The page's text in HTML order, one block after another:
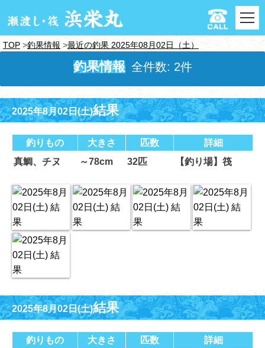
TOP 釣果情報 最近の釣果 2025年08月02日（土）
釣果情報 全件数: 2件
2025年8月02日(土)結果
釣りもの 大きさ 匹数
詳細
真鯛、チヌ
～78cm 32匹 【釣り場】筏
2025年8月02日(土)結果
釣りもの 大きさ 匹数
詳細